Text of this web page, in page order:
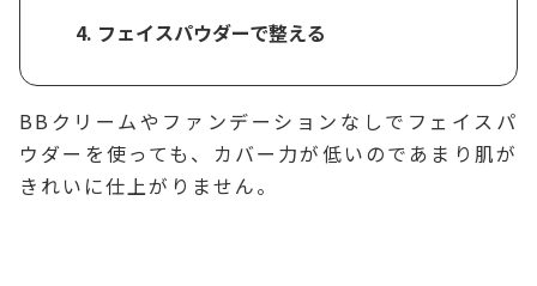
フェイスパウダーで整える
BBクリームやファンデーションなしでフェイスパ
ウダーを使っても、カバー力が低いのであまり肌が
きれいに仕上がりません。